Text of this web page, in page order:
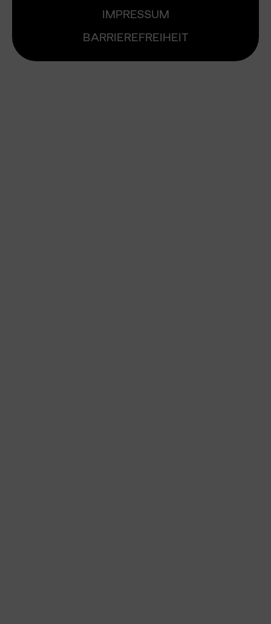
IMPRESSUM
BARRIEREFREIHEIT